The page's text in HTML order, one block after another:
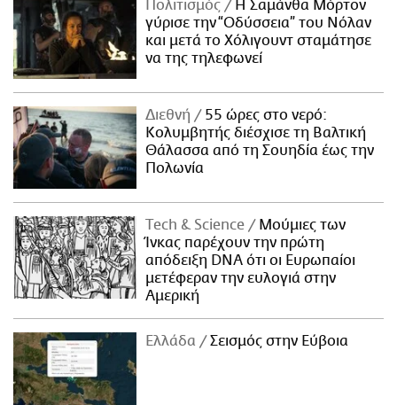
Πολιτισμός
Η Σαμάνθα Μόρτον
γύρισε την “Οδύσσεια” του Νόλαν
και μετά το Χόλιγουντ σταμάτησε
να της τηλεφωνεί
Διεθνή
55 ώρες στο νερό:
Κολυμβητής διέσχισε τη Βαλτική
Θάλασσα από τη Σουηδία έως την
Πολωνία
Τech & Science
Μούμιες των
Ίνκας παρέχουν την πρώτη
απόδειξη DNA ότι οι Ευρωπαίοι
μετέφεραν την ευλογιά στην
Αμερική
Ελλάδα Σεισμός στην Εύβοια